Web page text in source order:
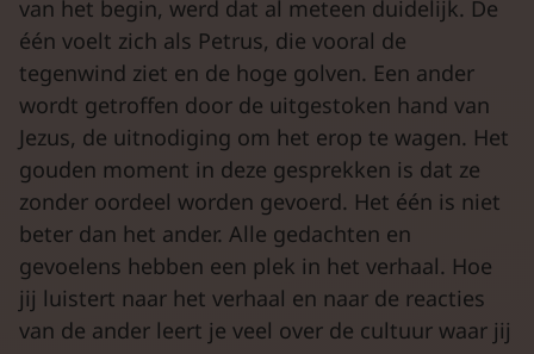
van het begin, werd dat al meteen duidelijk. De
één voelt zich als Petrus, die vooral de
tegenwind ziet en de hoge golven. Een ander
wordt getroffen door de uitgestoken hand van
Jezus, de uitnodiging om het erop te wagen. Het
gouden moment in deze gesprekken is dat ze
zonder oordeel worden gevoerd. Het één is niet
beter dan het ander. Alle gedachten en
gevoelens hebben een plek in het verhaal. Hoe
jij luistert naar het verhaal en naar de reacties
van de ander leert je veel over de cultuur waar jij